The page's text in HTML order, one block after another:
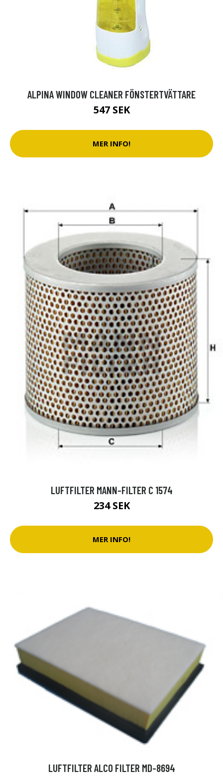
ALPINA WINDOW CLEANER FÖNSTERTVÄTTARE
547 SEK
MER INFO!
LUFTFILTER MANN-FILTER C 1574
234 SEK
MER INFO!
LUFTFILTER ALCO FILTER MD-8694